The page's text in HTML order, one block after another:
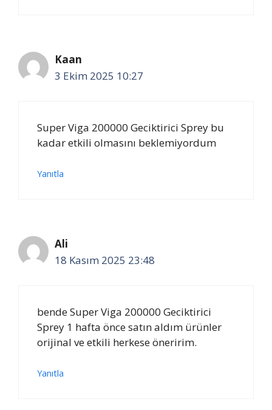
Kaan
3 Ekim 2025 10:27
Super Viga 200000 Geciktirici Sprey bu
kadar etkili olmasını beklemiyordum
Yanıtla
Ali
18 Kasım 2025 23:48
bende Super Viga 200000 Geciktirici
Sprey 1 hafta önce satın aldım ürünler
orijinal ve etkili herkese öneririm.
Yanıtla